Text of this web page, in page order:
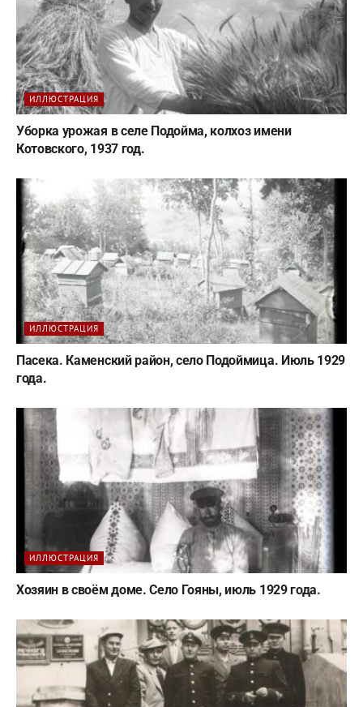
ИЛЛЮСТРАЦИЯ
Уборка урожая в селе Подойма, колхоз имени
Котовского, 1937 год.
ИЛЛЮСТРАЦИЯ
Пасека. Каменский район, село Подоймица. Июль 1929
года.
ИЛЛЮСТРАЦИЯ
Хозяин в своём доме. Село Гояны, июль 1929 года.